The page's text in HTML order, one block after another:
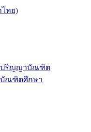
ทย)
ปริญญาบัณฑิต
บัณฑิตศึกษา